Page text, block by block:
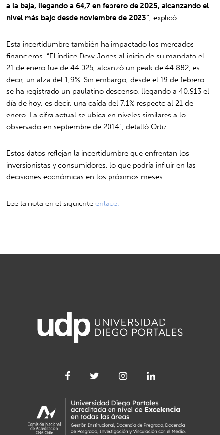
a la baja, llegando a 64,7 en febrero de 2025, alcanzando el
nivel más bajo desde noviembre de 2023” , explicó.
Esta incertidumbre también ha impactado los mercados
financieros. “El índice Dow Jones al inicio de su mandato el
21 de enero fue de 44.025, alcanzó un peak de 44.882, es
decir, un alza del 1,9%. Sin embargo, desde el 19 de febrero
se ha registrado un paulatino descenso, llegando a 40.913 el
día de hoy, es decir, una caída del 7,1% respecto al 21 de
enero. La cifra actual se ubica en niveles similares a lo
observado en septiembre de 2014”, detalló Ortiz.
Estos datos reflejan la incertidumbre que enfrentan los
inversionistas y consumidores, lo que podría influir en las
decisiones económicas en los próximos meses.
Lee la nota en el siguienteenlace.